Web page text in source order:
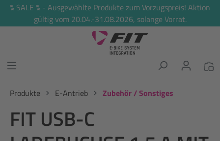
springen
% SALE % - Ausgewählte Produkte zum Vorzugspreis! Aktion
gültig vom 20.04.-31.08.2026, solange Vorrat.
Produkte E-Antrieb Zubehör / Sonstiges
FIT USB-C